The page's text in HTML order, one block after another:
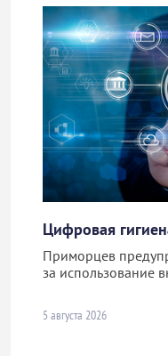
Цифровая
Приморцев
за использование
5 августа 2026